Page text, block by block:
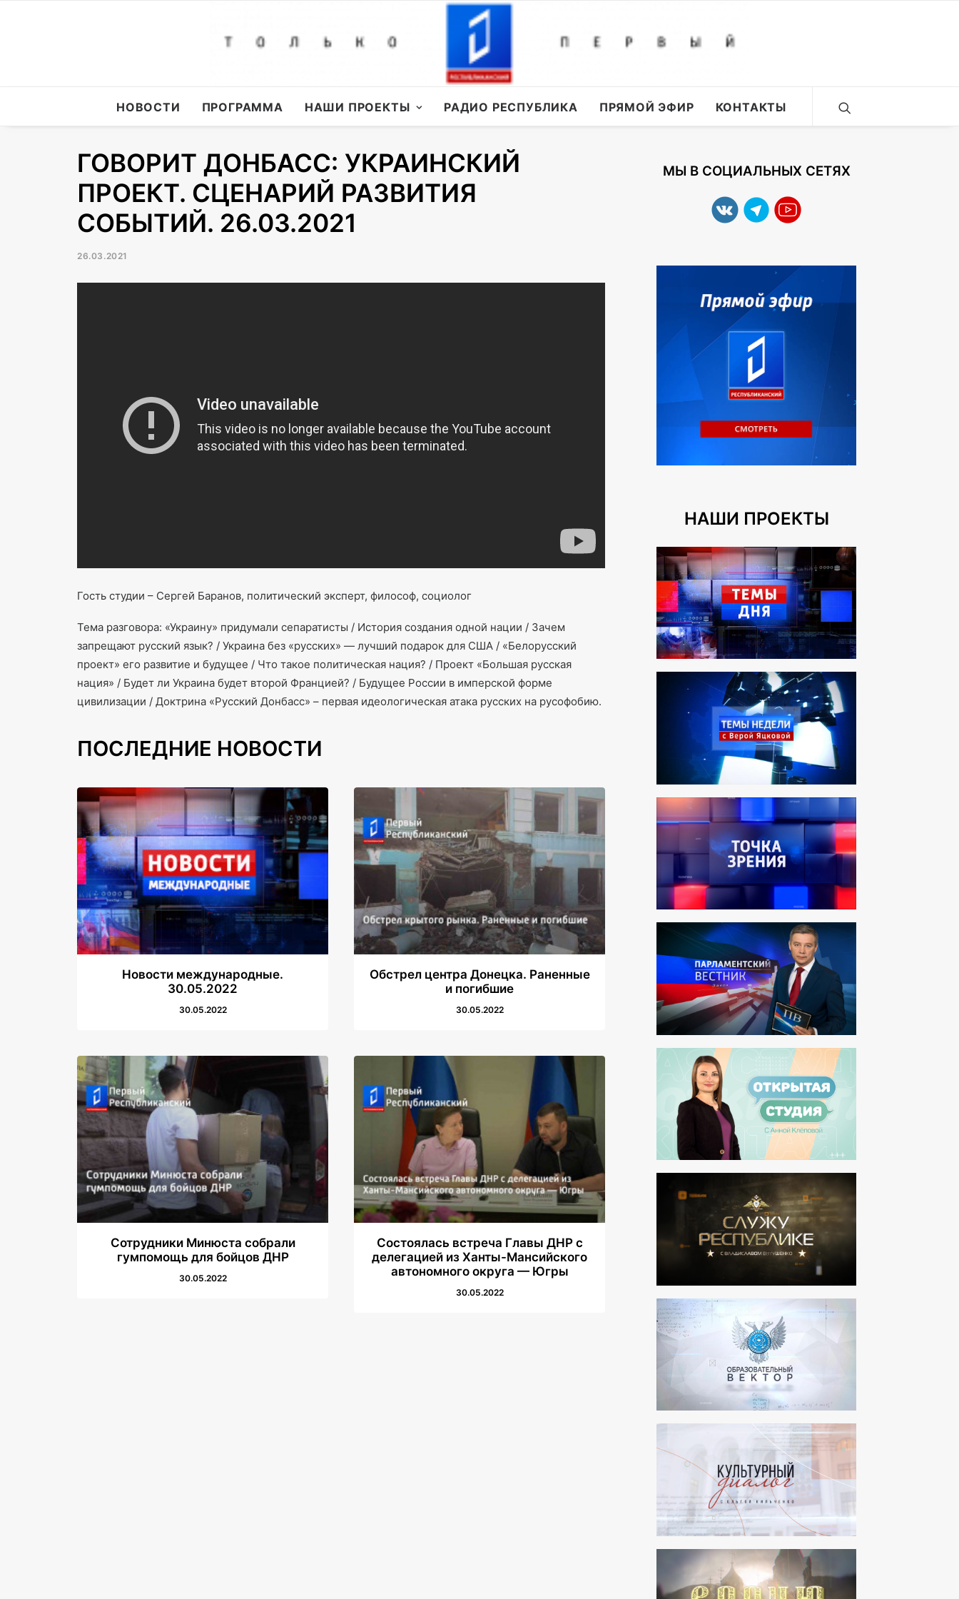
НОВОСТИ ПРОГРАММА НАШИ ПРОЕКТЫ РАДИО РЕСПУБЛИКА ПРЯМОЙ ЭФИР КОНТАКТЫ
ГОВОРИТ ДОНБАСС: УКРАИНСКИЙ
ПРОЕКТ. СЦЕНАРИЙ РАЗВИТИЯ
СОБЫТИЙ. 26.03.2021
26.03.2021
Гость студии – Сергей Баранов, политический эксперт, философ, социолог
Тема разговора: «Украину» придумали сепаратисты / История создания одной нации / Зачем
запрещают русский язык? / Украина без «русских» — лучший подарок для США / «Белорусский
проект» его развитие и будущее / Что такое политическая нация? / Проект «Большая русская
нация» / Будет ли Украина будет второй Францией? / Будущее России в имперской форме
цивилизации / Доктрина «Русский Донбасс» – первая идеологическая атака русских на русофобию.
ПОСЛЕДНИЕ НОВОСТИ
Новости международные.
30.05.2022
30.05.2022
Обстрел центра Донецка. Раненные
и погибшие
30.05.2022
Сотрудники Минюста собрали
гумпомощь для бойцов ДНР
30.05.2022
Состоялась встреча Главы ДНР с
делегацией из Ханты-Мансийского
автономного округа — Югры
30.05.2022
МЫ В СОЦИАЛЬНЫХ СЕТЯХ
НАШИ ПРОЕКТЫ